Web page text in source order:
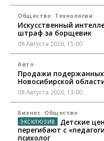
Общество Технологии
Искусственный
штраф за борщевик
08 Августа 2026, 15:00
Авто
Продажи
Новосибирской
08 Августа 2026, 13:00
Бизнес Общество
Детские
перегибают с
психолог